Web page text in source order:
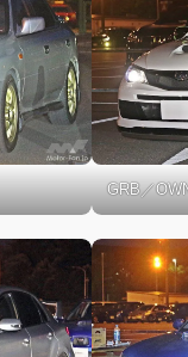
GRB／